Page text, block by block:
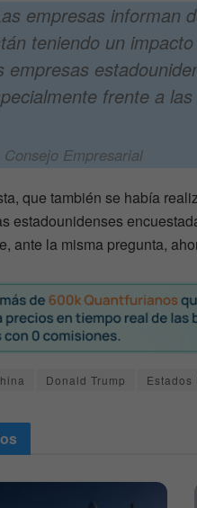
empresas informan
teniendo un
empresas
frente a
Consejo Empresarial
que también se había
estadounidenses
ante la misma pregunta,
Donald Trump Estados